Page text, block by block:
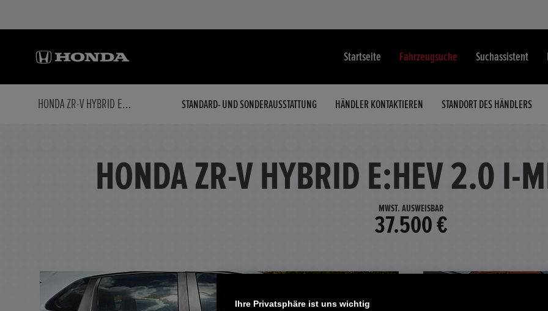
Startseite Fahrzeugsuche Suchassistent
HONDA ZR-V HYBRID E:HEV 2.0 I-MMD ELEGANCE STANDARD- UND SONDERAUSSTATTUNG HÄNDLER KONTAKTIEREN STANDORT DES HÄNDLERS
HONDA ZR-V HYBRID E:HEV 2.0 I-
MWST. AUSWEISBAR
37.500 €
Ihre Privatsphäre ist uns wichtig